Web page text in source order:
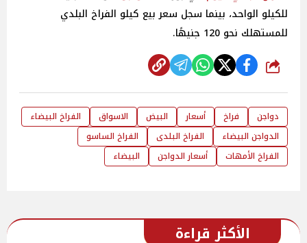
للكيلو الواحد، بينما سجل سعر بيع كيلو الفراخ البلدي
للمستهلك نحو 120 جنيهًا.
شارك
دواجن فراخ أسعار البيض الاسواق
الفراخ البيضاء
الدواجن البيضاء
الفراخ البلدى
الفراخ الساسو
الفراخ الأمهات
أسعار الدواجن البيضاء
الأكثر قراءة